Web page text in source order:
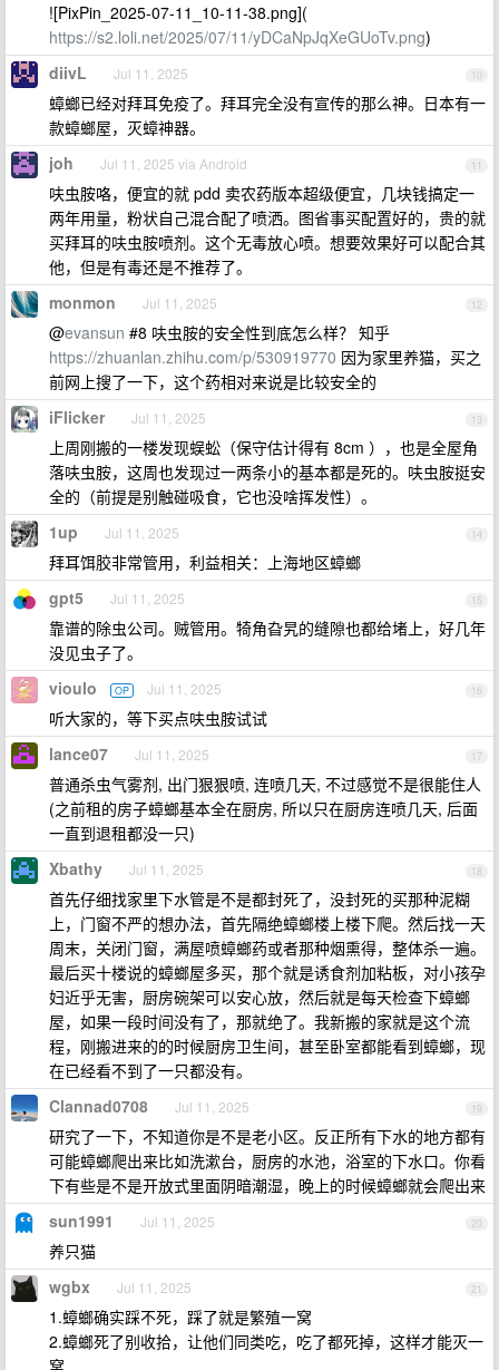
![PixPin_2025-07-11_10-11-38.png](
https://s2.loli.net/2025/07/11/yDCaNpJqXeGUoTv.png)
10
diivL Jul 11, 2025
蟑螂已经对拜耳免疫了。拜耳完全没有宣传的那么神。日本有一
款蟑螂屋，灭蟑神器。
11
joh Jul 11, 2025 via Android
呋虫胺咯，便宜的就 pdd 卖农药版本超级便宜，几块钱搞定一
两年用量，粉状自己混合配了喷洒。图省事买配置好的，贵的就
买拜耳的呋虫胺喷剂。这个无毒放心喷。想要效果好可以配合其
他，但是有毒还是不推荐了。
12
monmon Jul 11, 2025
@evansun #8 呋虫胺的安全性到底怎么样？ 知乎
https://zhuanlan.zhihu.com/p/530919770 因为家里养猫，买之
前网上搜了一下，这个药相对来说是比较安全的
13
iFlicker Jul 11, 2025
上周刚搬的一楼发现蜈蚣（保守估计得有 8cm ），也是全屋角
落呋虫胺，这周也发现过一两条小的基本都是死的。呋虫胺挺安
全的（前提是别触碰吸食，它也没啥挥发性）。
14
1up Jul 11, 2025
拜耳饵胶非常管用，利益相关：上海地区蟑螂
15
gpt5 Jul 11, 2025
靠谱的除虫公司。贼管用。犄角旮旯的缝隙也都给堵上，好几年
没见虫子了。
16
vioulo OP Jul 11, 2025
听大家的，等下买点呋虫胺试试
17
lance07 Jul 11, 2025
普通杀虫气雾剂, 出门狠狠喷, 连喷几天, 不过感觉不是很能住人
(之前租的房子蟑螂基本全在厨房, 所以只在厨房连喷几天, 后面
一直到退租都没一只)
18
Xbathy Jul 11, 2025
首先仔细找家里下水管是不是都封死了，没封死的买那种泥糊
上，门窗不严的想办法，首先隔绝蟑螂楼上楼下爬。然后找一天
周末，关闭门窗，满屋喷蟑螂药或者那种烟熏得，整体杀一遍。
最后买十楼说的蟑螂屋多买，那个就是诱食剂加粘板，对小孩孕
妇近乎无害，厨房碗架可以安心放，然后就是每天检查下蟑螂
屋，如果一段时间没有了，那就绝了。我新搬的家就是这个流
程，刚搬进来的的时候厨房卫生间，甚至卧室都能看到蟑螂，现
在已经看不到了一只都没有。
19
Clannad0708 Jul 11, 2025
研究了一下，不知道你是不是老小区。反正所有下水的地方都有
可能蟑螂爬出来比如洗漱台，厨房的水池，浴室的下水口。你看
下有些是不是开放式里面阴暗潮湿，晚上的时候蟑螂就会爬出来
20
sun1991 Jul 11, 2025
养只猫
21
wgbx Jul 11, 2025
1.蟑螂确实踩不死，踩了就是繁殖一窝
2.蟑螂死了别收拾，让他们同类吃，吃了都死掉，这样才能灭一
窝